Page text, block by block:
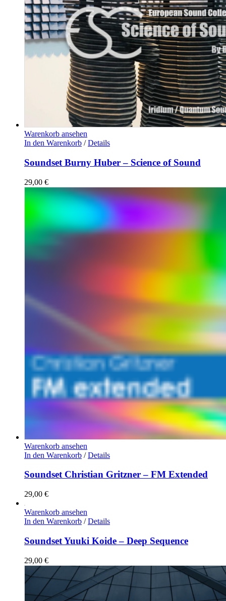
Warenkorb ansehen
In den Warenkorb / Details
Soundset Burny Huber – Science of Sound
29,00 €
Warenkorb ansehen
In den Warenkorb / Details
Soundset Christian Gritzner – FM Extended
29,00 €
Warenkorb ansehen
In den Warenkorb / Details
Soundset Yuuki Koide – Deep Sequence
29,00 €